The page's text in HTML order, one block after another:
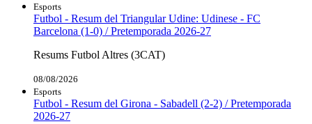
Esports
Futbol - Resum del Triangular Udine: Udinese - FC
Barcelona (1-0) / Pretemporada 2026-27
Resums Futbol Altres (3CAT)
08/08/2026
Esports
Futbol - Resum del Girona - Sabadell (2-2) / Pretemporada
2026-27